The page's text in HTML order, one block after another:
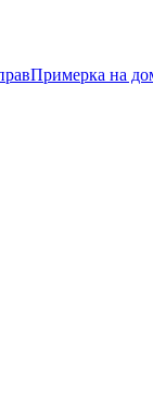
Примерка на